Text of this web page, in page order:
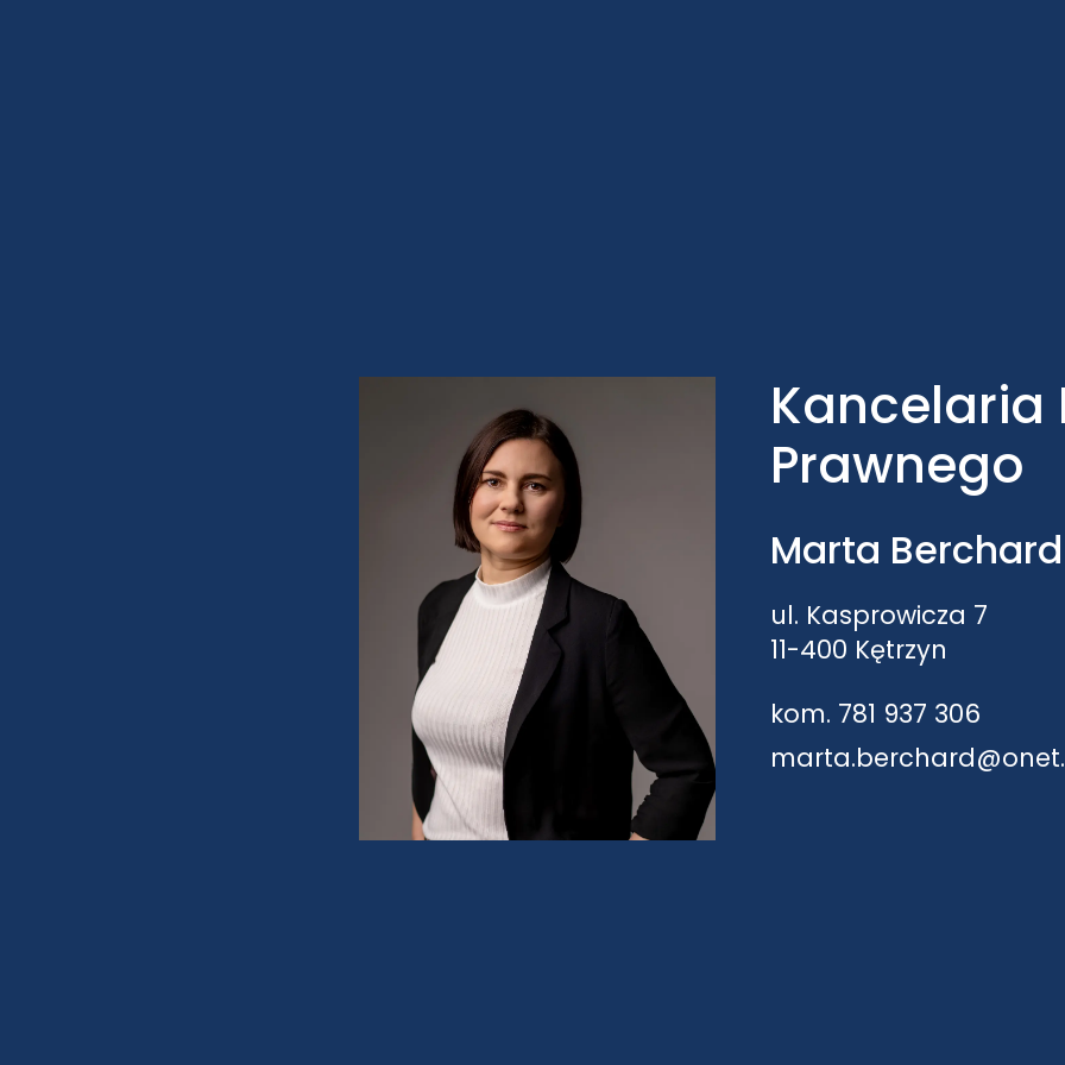
Kancelaria
Prawnego
Marta Berchard
ul. Kasprowicza 7
11-400 Kętrzyn
kom. 781 937 306